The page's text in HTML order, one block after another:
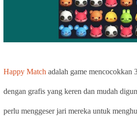
Happy Match adalah game mencocokkan
dengan grafis yang keren dan mudah
perlu menggeser jari mereka untuk